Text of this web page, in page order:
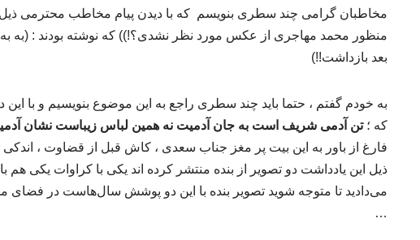
مخاطبان گرامی چند سطری بنویسم که با دیدن پیام مخاطب محترمی
منظور محمد مهاجری از عکس مورد نظر نشدی؟!)) که نوشته بودند : (به به
بعد بازداشت!!)
به خودم گفتم ، حتما باید چند سطری راجع به این موضوع بنویسیم و با
که ؛تن آدمی شریف است به جان آدمیت نه همین لباس زیباست نشان
فارغ از باور به این بیت پر مغز جناب سعدی ، کاش قبل از قضاوت ،
ذیل این یادداشت دو تصویر از بنده منتشر کرده اند یکی با کراوات یکی
می‌دادید تا متوجه شوید تصویر بنده با این دو پوشش سال‌هاست در
…